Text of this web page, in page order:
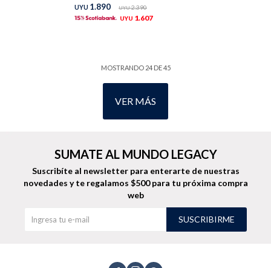
UYU 1.890 UYU 2.390
UYU 1.607
MOSTRANDO 24DE45
VER MÁS
SUMATE AL MUNDO LEGACY
Suscribíte al newsletter para enterarte de nuestras
novedades y te regalamos $500 para tu próxima compra
web
SUSCRIBIRME